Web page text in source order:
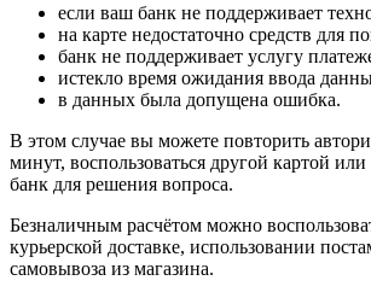
если ваш банк не поддерживает
на карте недостаточно средств для
банк не поддерживает услугу
истекло время ожидания ввода
в данных была допущена ошибка.
В этом случае вы можете повторить
минут, воспользоваться другой картой или
банк для решения вопроса.
Безналичным расчётом можно
курьерской доставке, использовании
самовывоза из магазина.